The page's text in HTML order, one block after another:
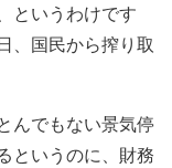
というわけです
、国民から搾り取
んでもない景気停
というのに、財務